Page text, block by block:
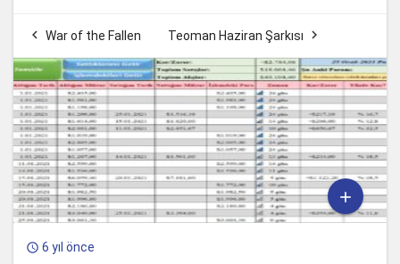
 War of the Fallen Teoman Haziran Şarkısı 

 6 yıl önce